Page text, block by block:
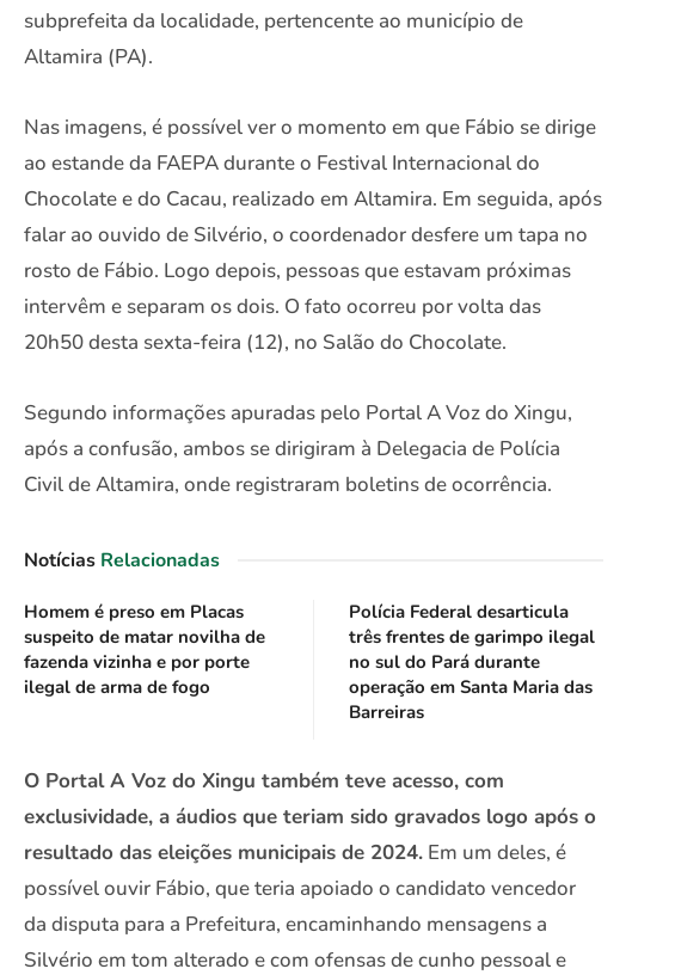
subprefeita da localidade, pertencente ao município de
Altamira (PA).
Nas imagens, é possível ver o momento em que Fábio se dirige
ao estande da FAEPA durante o Festival Internacional do
Chocolate e do Cacau, realizado em Altamira. Em seguida, após
falar ao ouvido de Silvério, o coordenador desfere um tapa no
rosto de Fábio. Logo depois, pessoas que estavam próximas
intervêm e separam os dois. O fato ocorreu por volta das
20h50 desta sexta-feira (12), no Salão do Chocolate.
Segundo informações apuradas pelo Portal A Voz do Xingu,
após a confusão, ambos se dirigiram à Delegacia de Polícia
Civil de Altamira, onde registraram boletins de ocorrência.
Notícias Relacionadas
Homem é preso em Placas
suspeito de matar novilha de
fazenda vizinha e por porte
ilegal de arma de fogo
Polícia Federal desarticula
três frentes de garimpo ilegal
no sul do Pará durante
operação em Santa Maria das
Barreiras
O Portal A Voz do Xingu também teve acesso, com
exclusividade, a áudios que teriam sido gravados logo após o
resultado das eleições municipais de 2024. Em um deles, é
possível ouvir Fábio, que teria apoiado o candidato vencedor
da disputa para a Prefeitura, encaminhando mensagens a
Silvério em tom alterado e com ofensas de cunho pessoal e